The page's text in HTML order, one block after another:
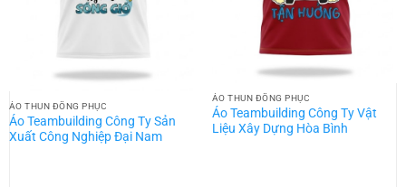
ÁO THUN ĐỒNG PHỤC
Áo Teambuilding Công Ty Sản
Xuất Công Nghiệp Đại Nam
ÁO THUN ĐỒNG PHỤC
Áo Teambuilding Công Ty Vật
Liệu Xây Dựng Hòa Bình